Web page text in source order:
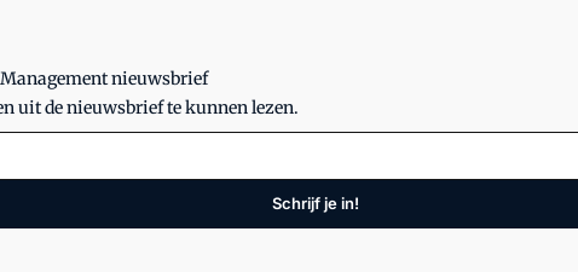
Management nieuwsbrief
uit de nieuwsbrief te kunnen lezen.
Schrijf je in!